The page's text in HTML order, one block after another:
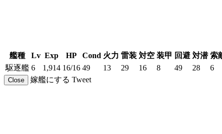
艦種 Lv Exp HP Cond 火力 雷装 対空 装甲 回避 対潜 索
駆逐艦 6 1,914 16/16 49 13 29 16 8 49 28 6
Close 嫁艦にする Tweet